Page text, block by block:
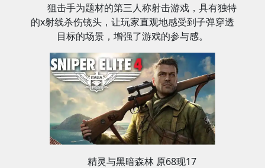
狙击手为题材的第三人称射击游戏，具有独特
的x射线杀伤镜头，让玩家直观地感受到子弹穿透
目标的场景，增强了游戏的参与感‌。
精灵与黑暗森林 原68现17